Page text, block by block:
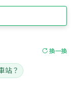
換一換
站？